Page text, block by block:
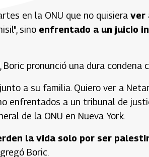
en la ONU que no quisiera ver
sino enfrentado a un juicio
pronunció una dura condena
a su familia. Quiero ver a
enfrentados a un tribunal de
de la ONU en Nueva York.
la vida solo por ser
Boric.